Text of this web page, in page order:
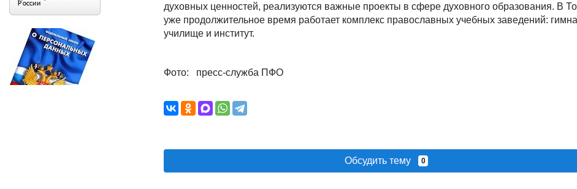
духовных ценностей, реализуются важные проекты в сфере духовного образования. В
уже продолжительное время работает комплекс православных учебных заведений:
училище и институт.
Фото: пресс-служба ПФО
Обсудить тему 0